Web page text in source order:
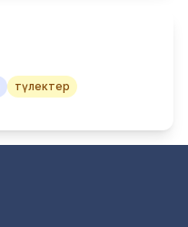
түлектер